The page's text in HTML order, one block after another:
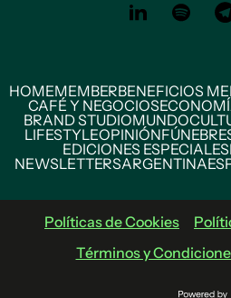
HOMEMEMBERBENEFICIOS
CAFÉ Y NEGOCIOS
BRAND STUDIOMUNDO
LIFESTYLEOPINIÓN
EDICIONES ESPECIALES
NEWSLETTERSARGENTINA
Políticas de Cookies
Términos y